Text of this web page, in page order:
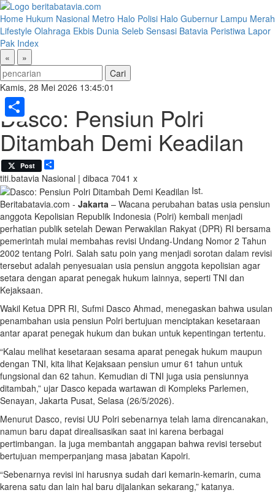
Home Hukum Nasional Metro Halo Polisi Halo Gubernur Lampu Merah
Lifestyle Olahraga Ekbis Dunia Seleb Sensasi Batavia Peristiwa Lapor
Pak Index
«
»
Kamis, 28 Mei 2026 13:45:01
Dasco: Pensiun Polri
Ditambah Demi Keadilan
Post
titi.batavia Nasional | dibaca 7041 x
Ist.
Beritabatavia.com - Jakarta – Wacana perubahan batas usia pensiun
anggota Kepolisian Republik Indonesia (Polri) kembali menjadi
perhatian publik setelah Dewan Perwakilan Rakyat (DPR) RI bersama
pemerintah mulai membahas revisi Undang-Undang Nomor 2 Tahun
2002 tentang Polri. Salah satu poin yang menjadi sorotan dalam revisi
tersebut adalah penyesuaian usia pensiun anggota kepolisian agar
setara dengan aparat penegak hukum lainnya, seperti TNI dan
Kejaksaan.
Wakil Ketua DPR RI, Sufmi Dasco Ahmad, menegaskan bahwa usulan
penambahan usia pensiun Polri bertujuan menciptakan kesetaraan
antar aparat penegak hukum dan bukan untuk kepentingan tertentu.
“Kalau melihat kesetaraan sesama aparat penegak hukum maupun
dengan TNI, kita lihat Kejaksaan pensiun umur 61 tahun untuk
fungsional dan 62 tahun. Kemudian di TNI juga usia pensiunnya
ditambah,” ujar Dasco kepada wartawan di Kompleks Parlemen,
Senayan, Jakarta Pusat, Selasa (26/5/2026).
Menurut Dasco, revisi UU Polri sebenarnya telah lama direncanakan,
namun baru dapat direalisasikan saat ini karena berbagai
pertimbangan. Ia juga membantah anggapan bahwa revisi tersebut
bertujuan memperpanjang masa jabatan Kapolri.
“Sebenarnya revisi ini harusnya sudah dari kemarin-kemarin, cuma
karena satu dan lain hal baru dijalankan sekarang,” katanya.
Share